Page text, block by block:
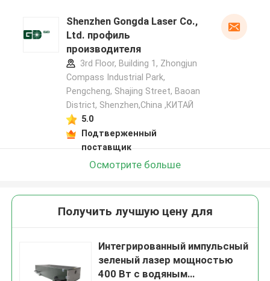
Shenzhen Gongda Laser Co.,
Ltd. профиль
производителя
3rd Floor, Building 1, Zhongjun
Compass Industrial Park,
Pengcheng, Shajing Street, Baoan
District, Shenzhen,China ,КИТАЙ
5.0
Подтверженный
поставщик
Осмотрите больше
Получить лучшую цену для
Интегрированный импульсный
зеленый лазер мощностью
400 Вт с водяным